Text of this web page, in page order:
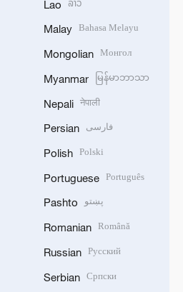
Lao
Malay Bahasa Melayu
Mongolian Монгол
Myanmar မြန်မာဘာသာ
Nepali नेपाली
Persian فارسی
Polish Polski
Portuguese Português
Pashto پښتو
Romanian Română
Russian Русский
Serbian Српски